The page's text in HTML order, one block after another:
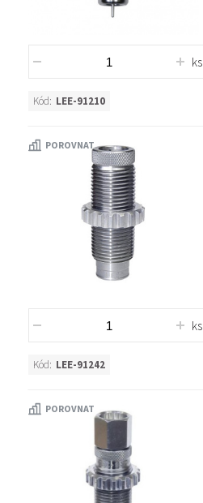
ks
Kód: LEE-91210
POROVNAT
ks
Kód: LEE-91242
POROVNAT